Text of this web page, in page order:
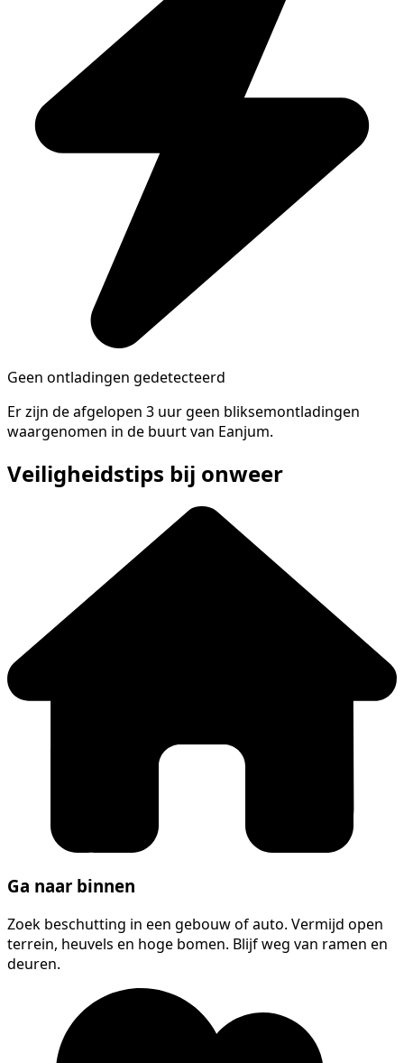
Geen ontladingen gedetecteerd
Er zijn de afgelopen 3 uur geen bliksemontladingen
waargenomen in de buurt van Eanjum.
Veiligheidstips bij onweer
Ga naar binnen
Zoek beschutting in een gebouw of auto. Vermijd open
terrein, heuvels en hoge bomen. Blijf weg van ramen en
deuren.